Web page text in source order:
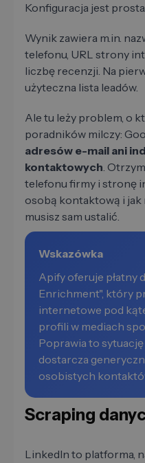
Konfiguracja jest prosta.
Wynik zawiera m.in.
telefonu, URL strony
liczbę recenzji. Na
użyteczna lista leadów.
Ale tu leży problem, o
poradników milczy:
adresów e-mail ani
kontaktowych.
telefonu firmy i stronę
osobą kontaktową i jak
musisz sam ustalić.
Wskazówka
Apify oferuje płatny
Enrichment", który
internetowe pod
profili w mediach
Poprawia to sytuację
dostarcza
osobistych
Scraping
LinkedIn to platforma,